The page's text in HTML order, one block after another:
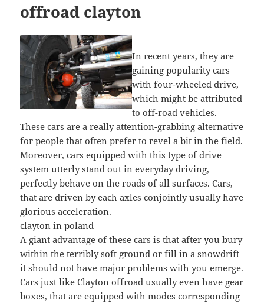
offroad clayton
In recent years, they are
gaining popularity cars
with four-wheeled drive,
which might be attributed
to off-road vehicles.
These cars are a really attention-grabbing alternative
for people that often prefer to revel a bit in the field.
Moreover, cars equipped with this type of drive
system utterly stand out in everyday driving,
perfectly behave on the roads of all surfaces. Cars,
that are driven by each axles conjointly usually have
glorious acceleration.
clayton in poland
A giant advantage of these cars is that after you bury
within the terribly soft ground or fill in a snowdrift
it should not have major problems with you emerge.
Cars just like Clayton offroad usually even have gear
boxes, that are equipped with modes corresponding